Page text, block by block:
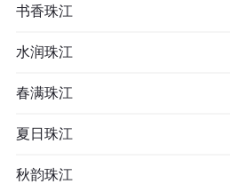
书香珠江
水润珠江
春满珠江
夏日珠江
秋韵珠江